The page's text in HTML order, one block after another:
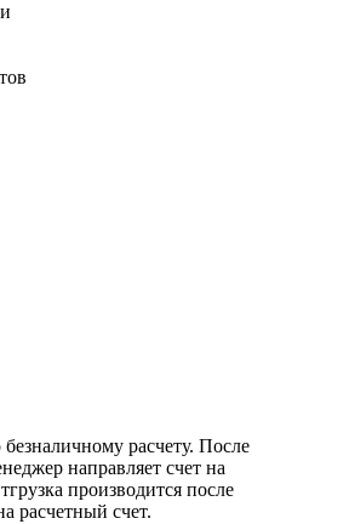
расчету. После
направляет счет на
производится после
расчетный счет.